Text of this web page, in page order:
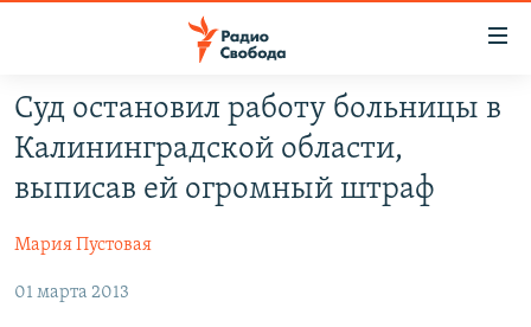
упрощенного
доступа
основному
Вернутся
ПРОГРАММЫ
АВТОРСКИЕ ПРОЕКТЫ
ЦИТАТЫ СВОБОДЫ
МНЕНИЯ
Суд остановил работу больницы в
Калининградской области,
выписав ей огромный штраф
Мария Пустовая
01 марта 2013